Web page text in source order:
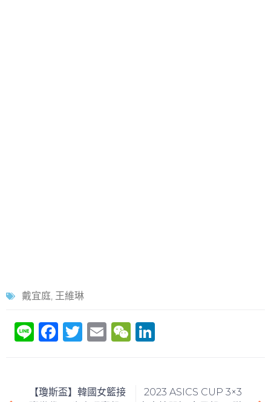
戴宜庭, 王維琳
Li F
e
T
er
E
l
W
e
【瓊斯盃】韓國女籃接
2023 ASICS CUP 3×3